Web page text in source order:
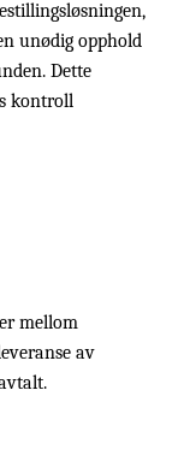
unødig opphold
Dette
kontroll
mellom
av